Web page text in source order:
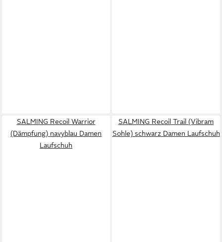
SALMING Recoil Warrior
(Dämpfung) navyblau Damen
Laufschuh
SALMING Recoil Trail (Vibram
Sohle) schwarz Damen Laufschuh